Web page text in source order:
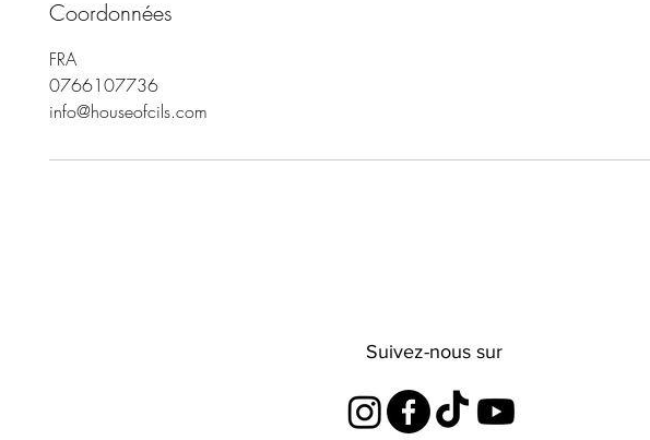
Coordonnées
FRA
0766107736
info@houseofcils.com
Suivez-nous sur